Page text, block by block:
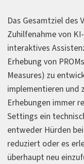
Das Gesamtziel des
Zuhilfenahme von
interaktives
Erhebung von
Measures) zu
implementieren und
Erhebungen immer
Settings ein
entweder Hürden
reduziert oder es
überhaupt neu